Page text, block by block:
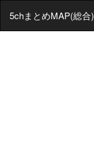
5chまとめMAP(総合)